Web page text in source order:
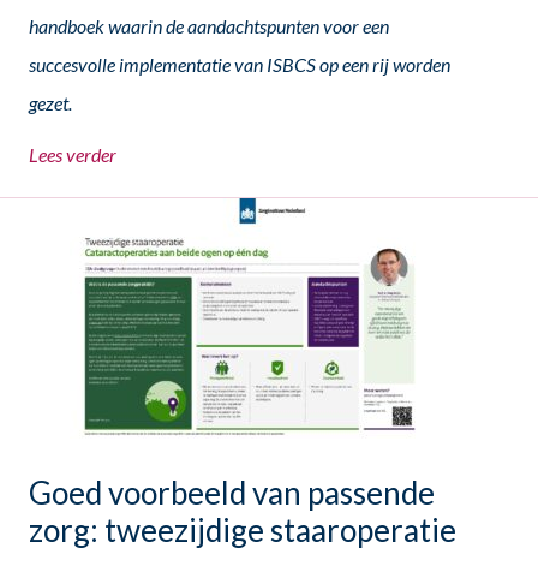
handboek waarin de aandachtspunten voor een
succesvolle implementatie van ISBCS op een rij worden
gezet.
Lees verder
Goed voorbeeld van passende
zorg: tweezijdige staaroperatie